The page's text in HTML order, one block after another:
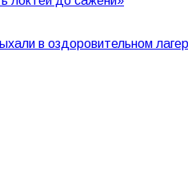
в оздоровительном